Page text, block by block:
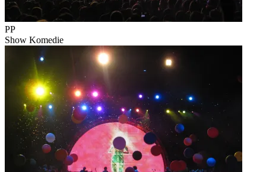
PP
Show Komedie